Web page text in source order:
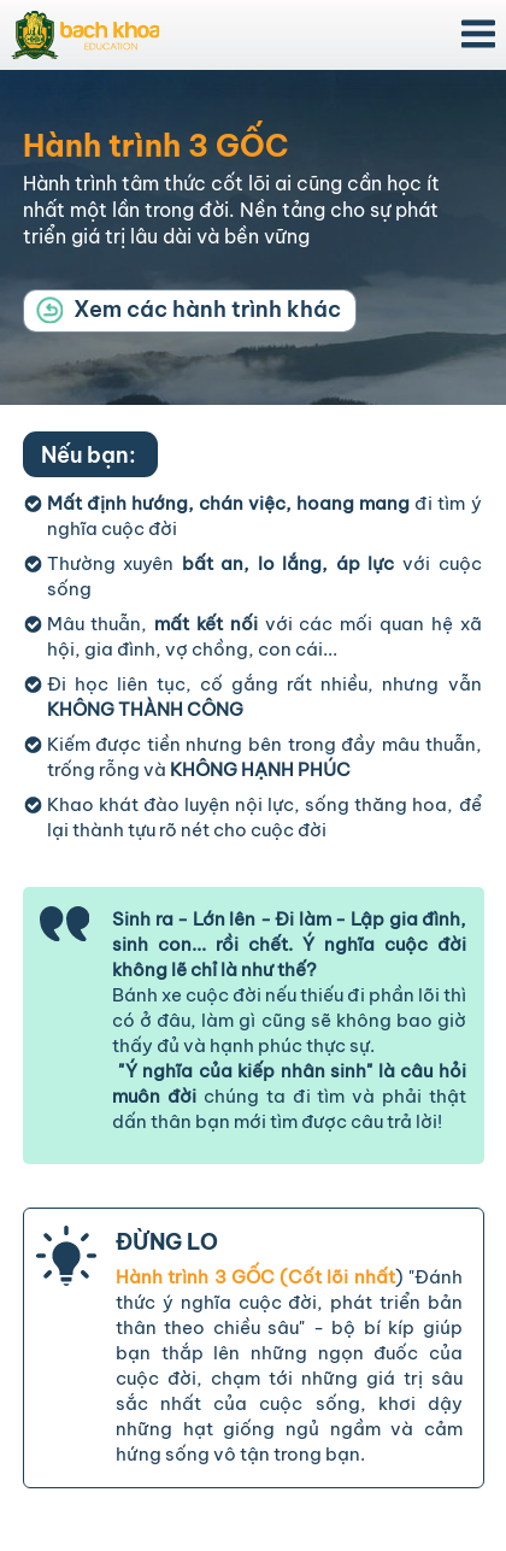
Hành trình 3 GỐC
Hành trình tâm thức cốt lõi ai cũng cần học ít
nhất một lần trong đời. Nền tảng cho sự phát
triển giá trị lâu dài và bền vững
Xem các hành trình khác
Sinh ra - Lớn lên - Đi làm - Lập gia đình,
sinh con... rồi chết. Ý nghĩa cuộc đời
không lẽ chỉ là như thế?
Bánh xe cuộc đời nếu thiếu đi phần lõi thì
có ở đâu, làm gì cũng sẽ không bao giờ
thấy đủ và hạnh phúc thực sự.
"Ý nghĩa của kiếp nhân sinh" là câu hỏi
muôn đờichúng ta đi tìm và phải thật
dấn thân bạn mới tìm được câu trả lời!
Hành trình 3 GỐC (Cốt lõi nhất) "Đánh
thức ý nghĩa cuộc đời, phát triển bản
thân theo chiều sâu" - bộ bí kíp giúp
bạn thắp lên những ngọn đuốc của
cuộc đời, chạm tới những giá trị sâu
sắc nhất của cuộc sống, khơi dậy
những hạt giống ngủ ngầm và cảm
hứng sống vô tận trong bạn.
ĐỪNG LO
Mất định hướng, chán việc, hoang mang đi tìm ý
nghĩa cuộc đời
Thường xuyên bất an, lo lắng, áp lực với cuộc
sống
Mâu thuẫn, mất kết nốivới các mối quan hệ xã
hội, gia đình, vợ chồng, con cái...
Đi học liên tục, cố gắng rất nhiều, nhưng vẫn
KHÔNG THÀNH CÔNG
Kiếm được tiền nhưng bên trong đầy mâu thuẫn,
trống rỗng và KHÔNG HẠNH PHÚC
Khao khát đào luyện nội lực, sống thăng hoa, để
lại thành tựu rõ nét cho cuộc đời
Nếu bạn: